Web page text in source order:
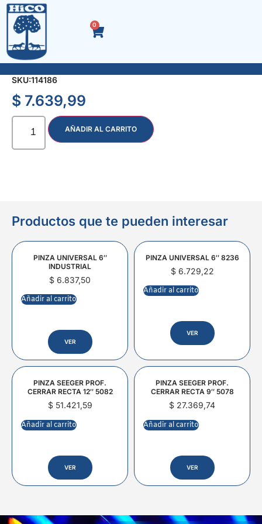
0
SELLADOR SILICONA NEUTRO x 270 ml.
SKU:114186
$ 7.639,99
AÑADIR AL CARRITO
Productos que te pueden interesar
PINZA UNIVERSAL 6″
INDUSTRIAL
$ 6.837,50
Añadir al carrito
VER
PINZA UNIVERSAL 6″ 8236
$6.729,22
Añadir al carrito
VER
PINZA SEEGER PROF.
CERRAR RECTA 12″ 5082
$51.421,59
Añadir al carrito
VER
PINZA SEEGER PROF.
CERRAR RECTA 9″ 5078
$ 27.369,74
Añadir al carrito
VER